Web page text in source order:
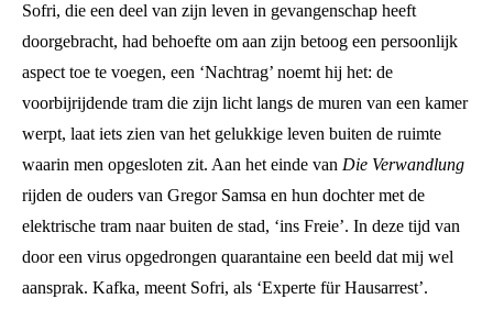
Sofri, die een deel van zijn leven in gevangenschap heeft
doorgebracht, had behoefte om aan zijn betoog een persoonlijk
aspect toe te voegen, een ‘Nachtrag’ noemt hij het: de
voorbijrijdende tram die zijn licht langs de muren van een kamer
werpt, laat iets zien van het gelukkige leven buiten de ruimte
waarin men opgesloten zit. Aan het einde van Die Verwandlung
rijden de ouders van Gregor Samsa en hun dochter met de
elektrische tram naar buiten de stad, ‘ins Freie’. In deze tijd van
door een virus opgedrongen quarantaine een beeld dat mij wel
aansprak. Kafka, meent Sofri, als ‘Experte für Hausarrest’.